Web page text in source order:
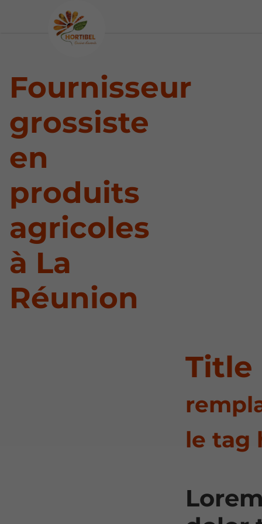
Fournisseur
grossiste
en
produits
agricoles
à La
Réunion
Title
le tag